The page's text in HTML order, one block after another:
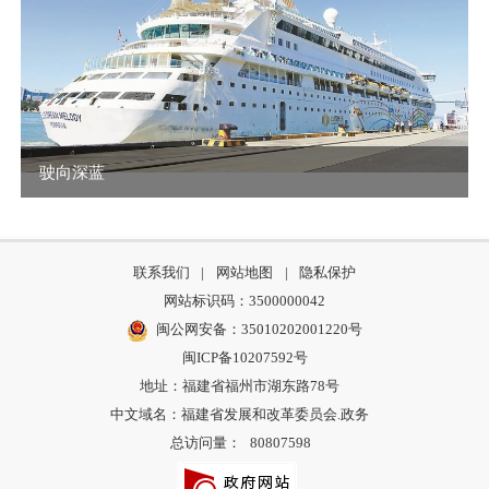
驶向深蓝
联系我们 | 网站地图 |
隐私保护
网站标识码：3500000042
闽公网安备：35010202001220号
闽ICP备10207592号
地址：福建省福州市湖东路78号
中文域名：福建省发展和改革委员会.政务
总访问量：
80807598